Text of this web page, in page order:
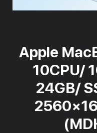
Apple
10CPU/
24GB/